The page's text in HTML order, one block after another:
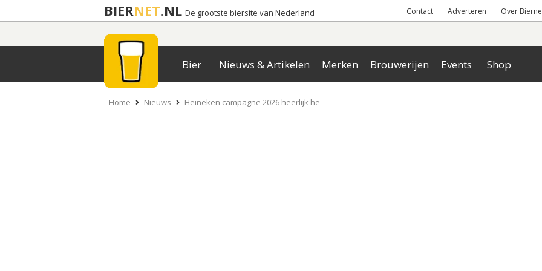
BIERNET.NL De grootste biersite van Nederland Contact Adverteren Over
Bier Nieuws & Artikelen Merken Brouwerijen Events Shop
Home Nieuws Heineken campagne 2026 heerlijk he